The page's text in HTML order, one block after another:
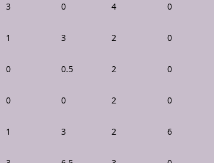
3 0 4 0
1 3 2 0
0 0.5 2 0
0 0 2 0
1 3 2 6